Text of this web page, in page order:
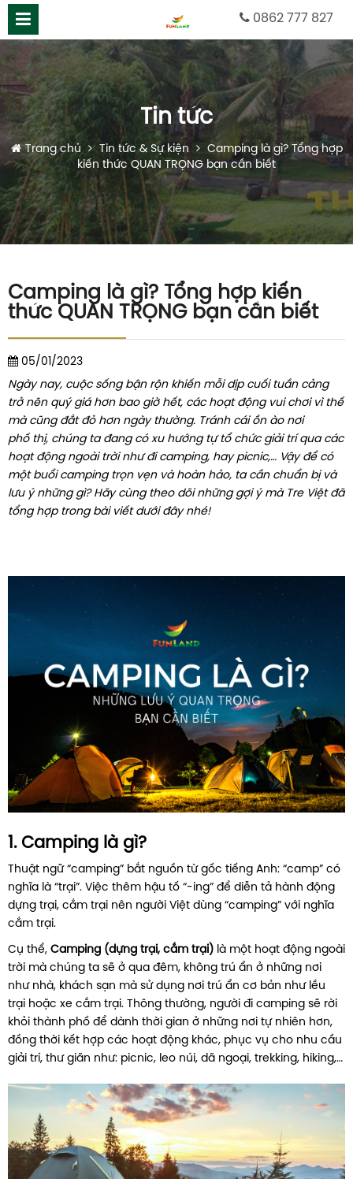
0862 777 827
Tin tức
Trang chủ Tin tức & Sự kiện
Camping là gì? Tổng hợp
kiến thức QUAN TRỌNG bạn cần biết
Camping là gì? Tổng hợp kiến
thức QUAN TRỌNG bạn cần biết
05/01/2023
Ngày nay, cuộc sống bận rộn khiến mỗi dịp cuối tuần cảng
trở nên quý giá hơn bao giờ hết, các hoạt động vui chơi vì thế
mà cũng đắt đỏ hơn ngày thường. Tránh cái ồn ào nơi
phố thị, chúng ta đang có xu hướng tự tổ chức giải trí qua các
hoạt động ngoài trời như đi camping, hay picnic,… Vậy để có
một buổi camping trọn vẹn và hoàn hảo, ta cần chuẩn bị và
lưu ý những gì? Hãy cùng theo dõi những gợi ý mà Tre Việt đã
tổng hợp trong bài viết dưới đây nhé!
1. Camping là gì?
Thuật ngữ “camping” bắt nguồn từ gốc tiếng Anh: “camp” có
nghĩa là “trại”. Việc thêm hậu tố “-ing” để diễn tả hành động
dựng trại, cắm trại nên người Việt dùng “camping” với nghĩa
cắm trại.
Cụ thể, Camping (dựng trại, cắm trại) là một hoạt động ngoài
trời mà chúng ta sẽ ở qua đêm, không trú ẩn ở những nơi
như nhà, khách sạn mà sử dụng nơi trú ẩn cơ bản như lều
trại hoặc xe cắm trại. Thông thường, người đi camping sẽ rời
khỏi thành phố để dành thời gian ở những nơi tự nhiên hơn,
đồng thời kết hợp các hoạt động khác, phục vụ cho nhu cầu
giải trí, thư giãn như: picnic, leo núi, dã ngoại, trekking, hiking,…